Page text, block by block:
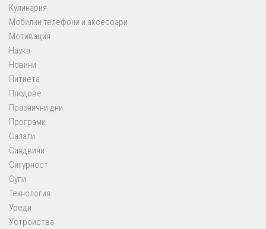
Кулинария
Мобилни телефони и аксесоари
Мотивация
Наука
Новини
Питиета
Плодове
Празнични дни
Програми
Салати
Сандвичи
Сигурност
Супи
Технология
Уреди
Устроиства